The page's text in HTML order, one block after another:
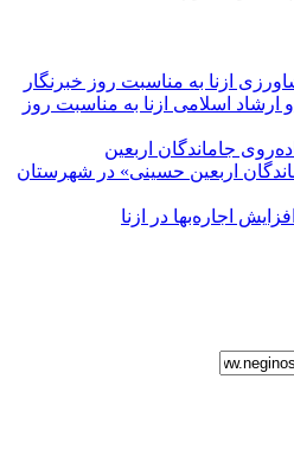
ازنا به مناسبت روز خبرنگار
ارشاد اسلامی ازنا به مناسبت روز
جاماندگان اربعین
اربعین حسینی» در شهرستان
اجاره‌بها در ازنا